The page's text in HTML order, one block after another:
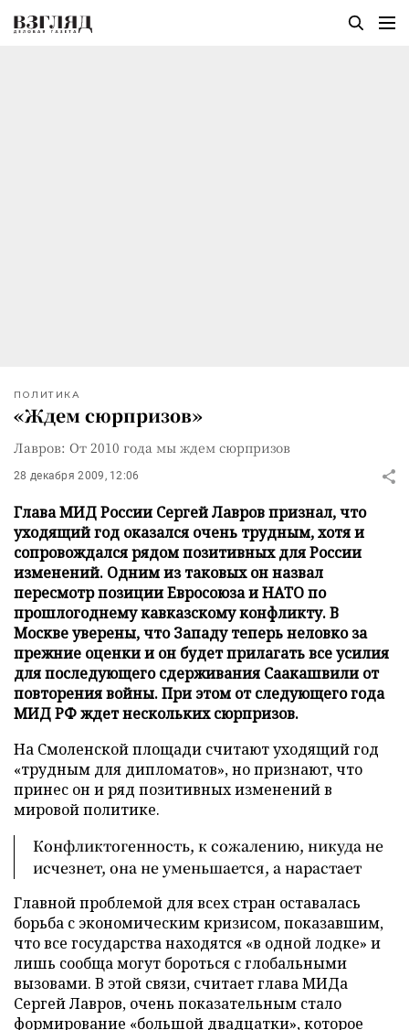
ПОЛИТИКА
«Ждем сюрпризов»
Лавров: От 2010 года мы ждем сюрпризов
28 декабря 2009, 12:06
Глава МИД России Сергей Лавров признал, что
уходящий год оказался очень трудным, хотя и
сопровождался рядом позитивных для России
изменений. Одним из таковых он назвал
пересмотр позиции Евросоюза и НАТО по
прошлогоднему кавказскому конфликту. В
Москве уверены, что Западу теперь неловко за
прежние оценки и он будет прилагать все усилия
для последующего сдерживания Саакашвили от
повторения войны. При этом от следующего года
МИД РФ ждет нескольких сюрпризов.
На Смоленской площади считают уходящий год
«трудным для дипломатов», но признают, что
принес он и ряд позитивных изменений в
мировой политике.
Конфликтогенность, к сожалению, никуда не
исчезнет, она не уменьшается, а нарастает
Главной проблемой для всех стран оставалась
борьба с экономическим кризисом, показавшим,
что все государства находятся «в одной лодке» и
лишь сообща могут бороться с глобальными
вызовами. В этой связи, считает глава МИДа
Сергей Лавров, очень показательным стало
формирование «большой двадцатки», которое